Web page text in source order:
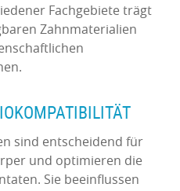
Fachgebiete trägt
Zahnmaterialien
sind entscheidend für
und optimieren die
Sie beeinflussen